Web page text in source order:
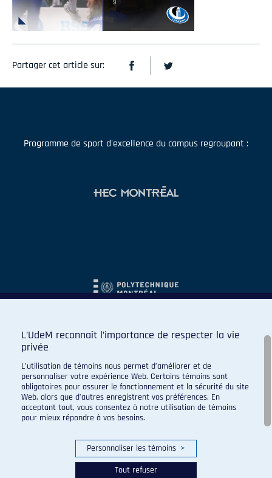
Partager cet article sur:
Programme de sport d'excellence du campus regroupant :
L’UdeM reconnaît l’importance de respecter la vie
privée
L’utilisation de témoins nous permet d’améliorer et de
personnaliser votre expérience Web. Certains témoins sont
obligatoires pour assurer le fonctionnement et la sécurité du site
Web, alors que d’autres enregistrent vos préférences. En
acceptant tout, vous consentez à notre utilisation de témoins
pour mieux répondre à vos besoins.
Personnaliser les témoins >
Tout refuser